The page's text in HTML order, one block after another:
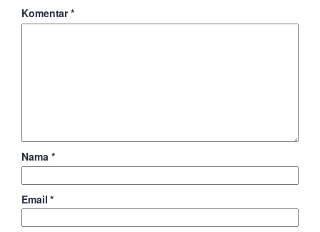
Komentar*
Nama *
Email*